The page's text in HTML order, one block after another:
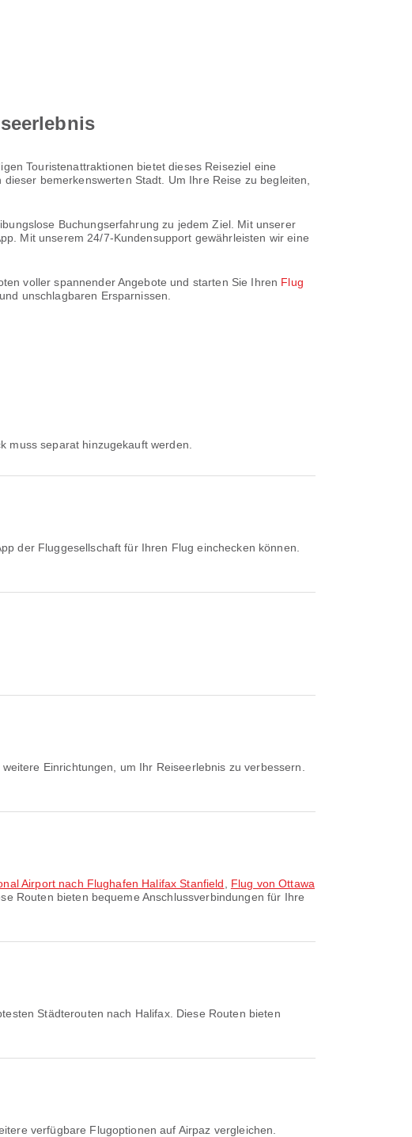
Touristenattraktionen bietet dieses Reiseziel eine
bemerkenswerten Stadt. Um Ihre Reise zu begleiten,
Buchungserfahrung zu jedem Ziel. Mit unserer
Mit unserem 24/7-Kundensupport gewährleisten wir eine
voller spannender Angebote und starten Sie Ihren Flug
unschlagbaren Ersparnissen.
muss separat hinzugekauft werden.
Einrichtungen, um Ihr Reiseerlebnis zu verbessern.
Airport nach Flughafen Halifax Stanfield
Flug von Ottawa
Routen bieten bequeme Anschlussverbindungen für Ihre
Städterouten nach Halifax. Diese Routen bieten
verfügbare Flugoptionen auf Airpaz vergleichen.